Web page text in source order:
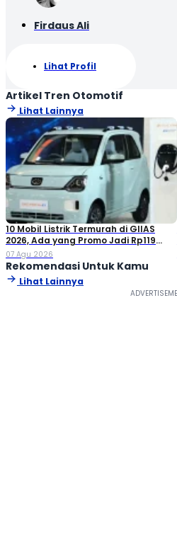
Firdaus Ali
Lihat Profil
Artikel Tren Otomotif
Lihat Lainnya
10 Mobil Listrik Termurah di GIIAS
2026, Ada yang Promo Jadi Rp119
Jutaan!
07 Agu 2026
Rekomendasi Untuk Kamu
Lihat Lainnya